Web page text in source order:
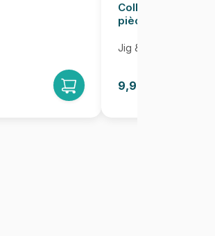
Colle pour Puzzle
pièces
Jig & Puz
9,95€